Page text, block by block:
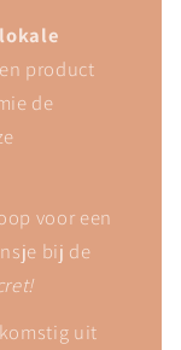
lokale
product
de
voor een
bij de
uit